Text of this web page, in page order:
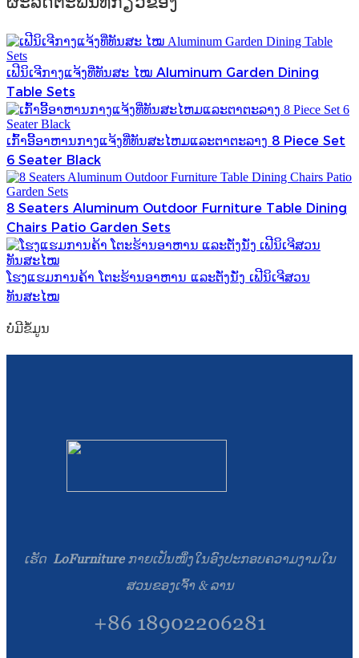
ເຟີນິເຈີກາງແຈ້ງທີ່ທັນສະ ໄໝ Aluminum Garden Dining
Table Sets
ເກົ້າອີ້ອາຫານກາງແຈ້ງທີ່ທັນສະໄຫມແລະຕາຕະລາງ 8 Piece Set
6 Seater Black
8 Seaters Aluminum Outdoor Furniture Table Dining
Chairs Patio Garden Sets
ໂຮງແຮມການຄ້າ ໂຕະຮ້ານອາຫານ ແລະຕັ່ງນັ່ງ ເຟີນິເຈີສວນ
ທັນສະໄໝ
ບໍ່​ມີ​ຂໍ້​ມູນ
ເຮັດ LoFurniture ກາຍເປັນໜຶ່ງໃນອົງປະກອບຄວາມງາມໃນ
ສວນຂອງເຈົ້າ & ລານ
+86 18902206281